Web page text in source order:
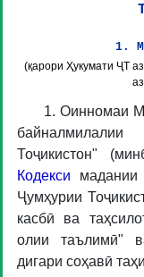
1.
(қарори Ҳукумати ҶТ
1. Оинномаи
Тоҷикистон"
Кодекси мадании
Ҷумҳурии
касбӣ ва
олии таълимӣ"
дигари соҳавӣ